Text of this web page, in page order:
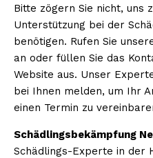
Bitte zögern Sie nicht, uns
Unterstützung bei der
benötigen. Rufen Sie
an oder füllen Sie das
Website aus. Unser
bei Ihnen melden, um Ihr
einen Termin zu
Schädlingsbekämpfung
Schädlings-Experte in der